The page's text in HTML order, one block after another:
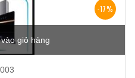
-17%
giỏ hàng